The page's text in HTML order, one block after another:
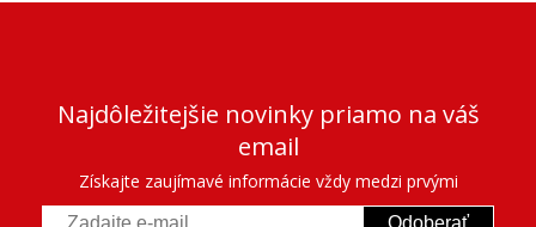
Najdôležitejšie novinky priamo na váš
email
Získajte zaujímavé informácie vždy medzi prvými
Odoberať